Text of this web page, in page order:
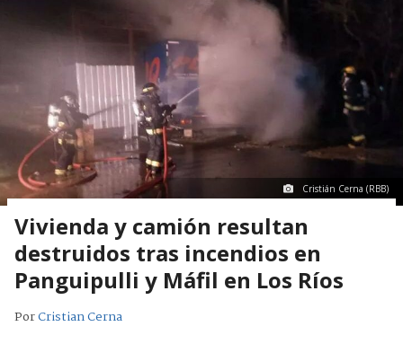
Cristián Cerna (RBB)
Vivienda y camión resultan
destruidos tras incendios en
Panguipulli y Máfil en Los Ríos
PorCristian Cerna